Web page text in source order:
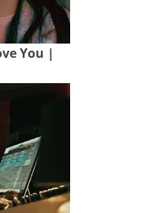
You |